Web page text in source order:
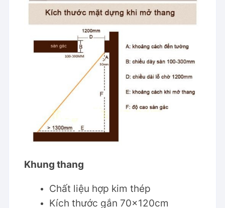
Khung thang
Chất liệu hợp kim thép
Kích thước gắn 70x120cm